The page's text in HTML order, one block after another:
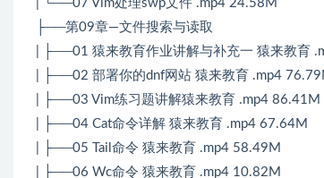
| └──07 Vim处理swp文件 .mp4 24.58M
├──第09章—文件搜索与读取
| ├──01 猿来教育作业讲解与补充一 猿来教育
| ├──02 部署你的dnf网站 猿来教育 .mp4
| ├──03 Vim练习题讲解猿来教育 .mp4 86.41M
| ├──04 Cat命令详解 猿来教育 .mp4 67.64M
| ├──05 Tail命令 猿来教育 .mp4 58.49M
| ├──06 Wc命令 猿来教育 .mp4 10.82M